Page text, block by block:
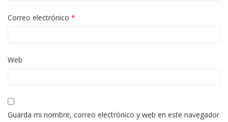
Correo electrónico *
Web
Guarda mi nombre, correo electrónico y web en este navegador